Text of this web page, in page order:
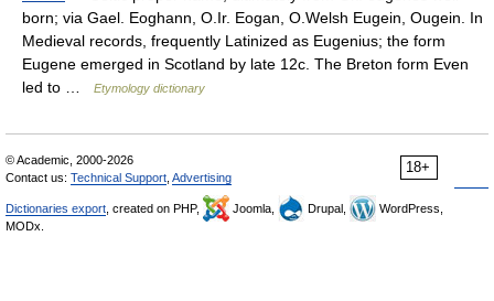
born; via Gael. Eoghann, O.Ir. Eogan, O.Welsh Eugein, Ougein. In
Medieval records, frequently Latinized as Eugenius; the form
Eugene emerged in Scotland by late 12c. The Breton form Even
led to …
Etymology dictionary
18+
© Academic, 2000-2026
Contact us: Technical Support Advertising
Dictionaries export , created on PHP, Joomla, Drupal,
WordPress,
MODx.